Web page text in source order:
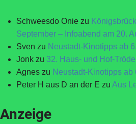
Schweesdo Onie zu
September – Infoabend am 20.
Sven zu Neustadt-Kinotipps ab
Jonk zu 32. Haus- und Hof-
Agnes zu Neustadt-Kinotipps ab
Peter H aus D an der E zu Aus
Anzeige